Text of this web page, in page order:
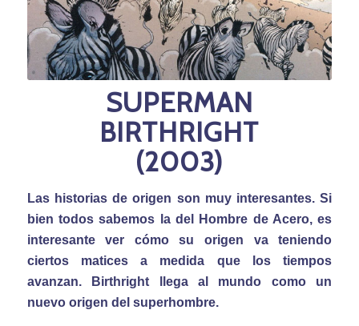
SUPERMAN
BIRTHRIGHT
(2003)
Las historias de origen son muy interesantes. Si
bien todos sabemos la del Hombre de Acero, es
interesante ver cómo su origen va teniendo
ciertos matices a medida que los tiempos
avanzan. Birthright llega al mundo como un
nuevo origen del superhombre.